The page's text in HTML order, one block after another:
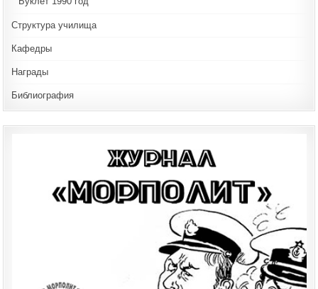
Структура училища
Кафедры
Награды
Библиография